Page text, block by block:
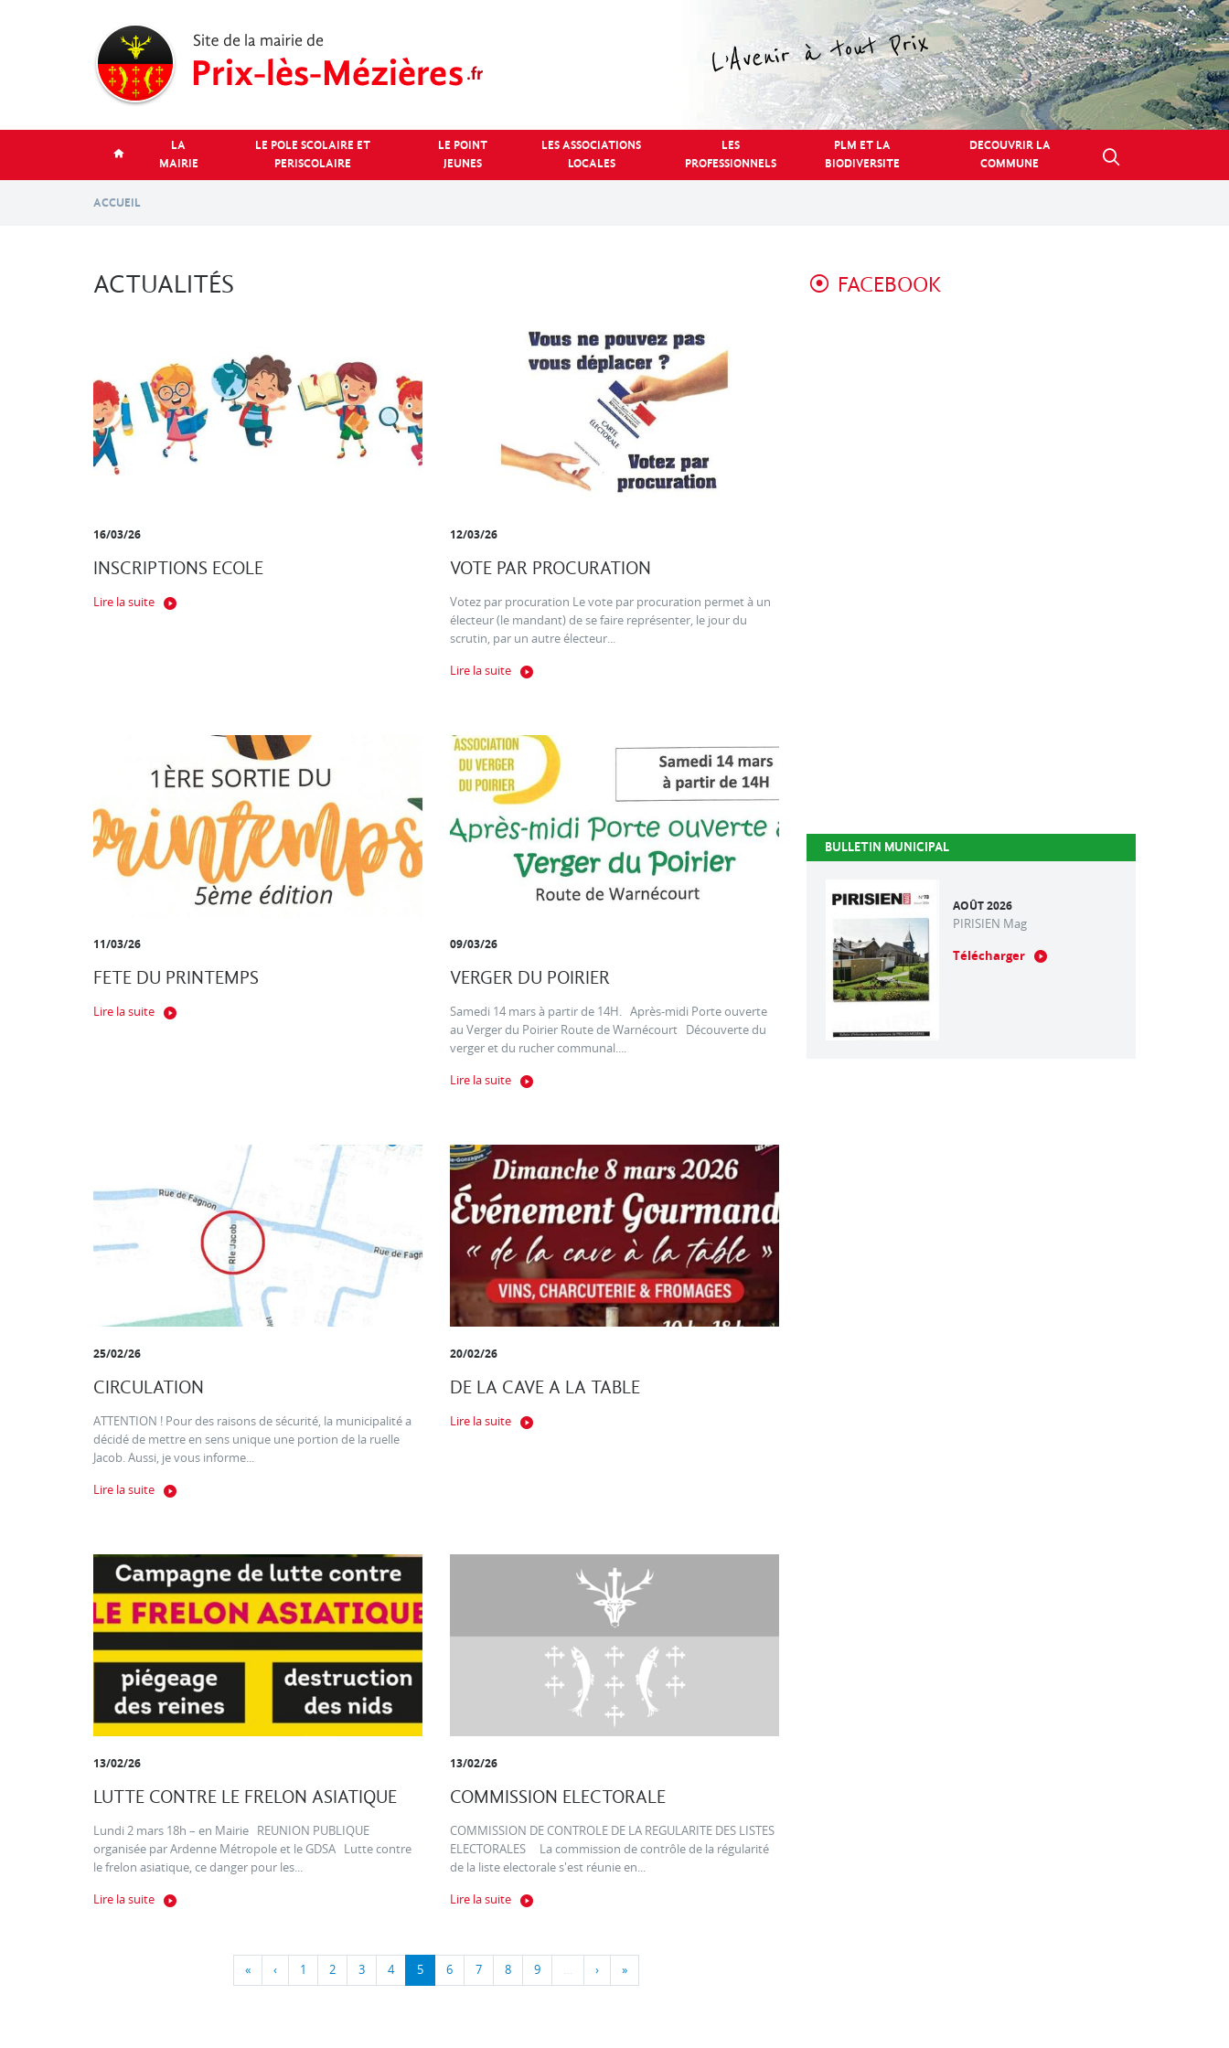
LA
MAIRIE
LE POLE SCOLAIRE ET
PERISCOLAIRE
LE POINT
JEUNES
LES ASSOCIATIONS
LOCALES
LES
PROFESSIONNELS
PLM ET LA
BIODIVERSITE
DECOUVRIR LA
COMMUNE
ACCUEIL
ACTUALITÉS
16/03/26
INSCRIPTIONS ECOLE
Lire la suite
12/03/26
VOTE PAR PROCURATION
Votez par procuration Le vote par procuration permet à un
électeur (le mandant) de se faire représenter, le jour du
scrutin, par un autre électeur...
Lire la suite
11/03/26
FETE DU PRINTEMPS
Lire la suite
09/03/26
VERGER DU POIRIER
Samedi 14 mars à partir de 14H. Après-midi Porte ouverte
au Verger du Poirier Route de Warnécourt Découverte du
verger et du rucher communal....
Lire la suite
25/02/26
CIRCULATION
ATTENTION ! Pour des raisons de sécurité, la municipalité a
décidé de mettre en sens unique une portion de la ruelle
Jacob. Aussi, je vous informe...
Lire la suite
20/02/26
DE LA CAVE A LA TABLE
Lire la suite
13/02/26
LUTTE CONTRE LE FRELON ASIATIQUE
Lundi 2 mars 18h – en Mairie REUNION PUBLIQUE
organisée par Ardenne Métropole et le GDSA Lutte contre
le frelon asiatique, ce danger pour les...
Lire la suite
13/02/26
COMMISSION ELECTORALE
COMMISSION DE CONTROLE DE LA REGULARITE DES LISTES
ELECTORALES La commission de contrôle de la régularité
de la liste electorale s'est réunie en...
Lire la suite
« ‹ 1 2 3 4 5 6 7 8 9 … › »
FACEBOOK
BULLETIN MUNICIPAL
AOÛT 2026
PIRISIEN Mag
Télécharger